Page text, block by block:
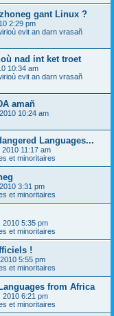
gant Linux ?
2:29 pm
evit an darn vrasañ
nad int ket troet
10:34 am
evit an darn vrasañ
amañ
10:24 am
Languages...
11:17 am
et minoritaires
3:31 pm
et minoritaires
2010 5:35 pm
et minoritaires
!
5:55 pm
et minoritaires
from Africa
2010 6:21 pm
et minoritaires